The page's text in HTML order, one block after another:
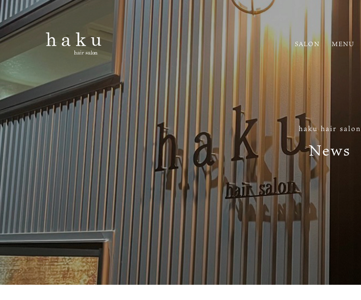
haku hair salon
News
SALON MENU